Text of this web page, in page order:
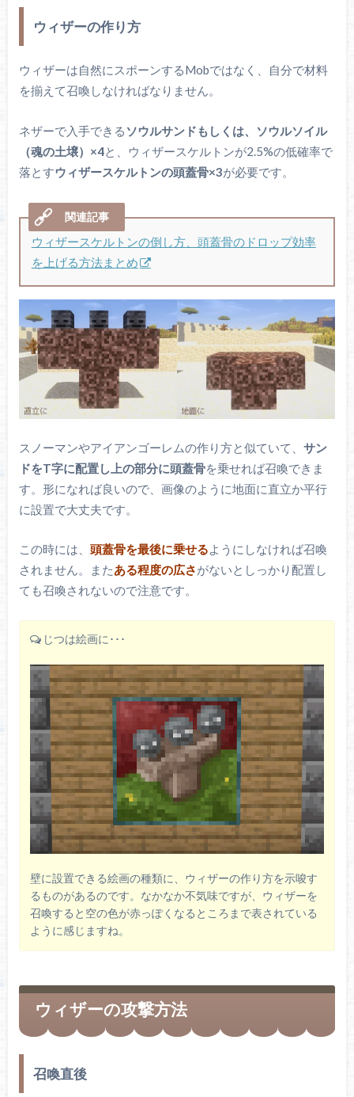
ウィザーの作り方
ウィザーは自然にスポーンするMobではなく、自分で材料
を揃えて召喚しなければなりません。
ネザーで入手できる ソウルサンドもしくは、ソウルソイル
（魂の土壌）×4と、ウィザースケルトンが2.5%の低確率で
落とすウィザースケルトンの頭蓋骨×3が必要です。
ウィザースケルトンの倒し方、頭蓋骨のドロップ効率
を上げる方法まとめ
スノーマンやアイアンゴーレムの作り方と似ていて、 サン
ドをT字に配置し上の部分に頭蓋骨を乗せれば召喚できま
す。形になれば良いので、画像のように地面に直立か平行
に設置で大丈夫です。
この時には、 頭蓋骨を最後に乗せるようにしなければ召喚
されません。またある程度の広さがないとしっかり配置し
ても召喚されないので注意です。
じつは絵画に･･･
壁に設置できる絵画の種類に、ウィザーの作り方を示唆す
るものがあるのです。なかなか不気味ですが、ウィザーを
召喚すると空の色が赤っぽくなるところまで表されている
ように感じますね。
ウィザーの攻撃方法
召喚直後